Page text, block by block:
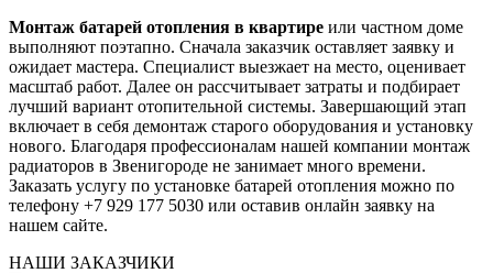
Монтаж батарей отопления в квартире или частном доме
выполняют поэтапно. Сначала заказчик оставляет заявку и
ожидает мастера. Специалист выезжает на место, оценивает
масштаб работ. Далее он рассчитывает затраты и подбирает
лучший вариант отопительной системы. Завершающий этап
включает в себя демонтаж старого оборудования и установку
нового. Благодаря профессионалам нашей компании монтаж
радиаторов в Звенигороде не занимает много времени.
Заказать услугу по установке батарей отопления можно по
телефону +7 929 177 5030 или оставив онлайн заявку на
нашем сайте.
НАШИ ЗАКАЗЧИКИ